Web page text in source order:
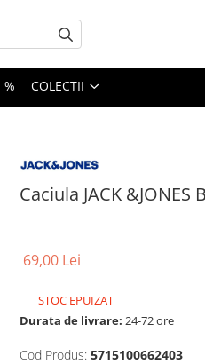
% COLECTII
Caciula JACK
69,00 Lei
STOC EPUIZAT
Durata de livrare: 24-72 ore
Cod Produs: 5715100662403